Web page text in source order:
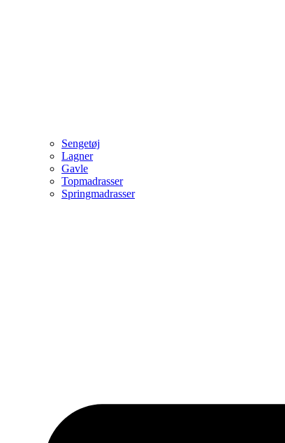
Sengetøj
Lagner
Gavle
Topmadrasser
Springmadrasser